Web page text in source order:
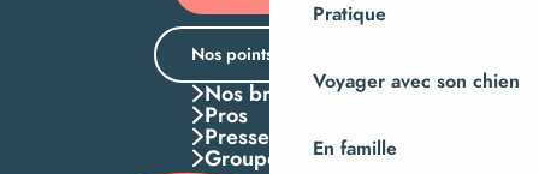
Pratique
Voyager avec son chien
En famille
Nos points d’accueil
Nos brochures
Pros
Presse
Groupes